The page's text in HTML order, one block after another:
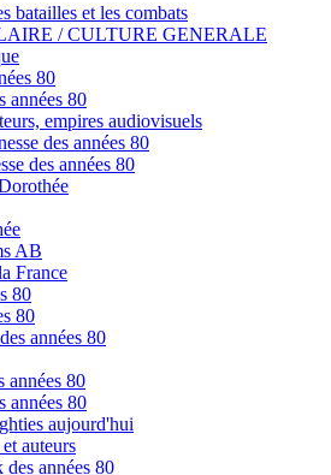
batailles et les combats
/ CULTURE GENERALE
80
années 80
empires audiovisuels
des années 80
des années 80
AB
France
80
80
années 80
années 80
années 80
aujourd'hui
auteurs
années 80